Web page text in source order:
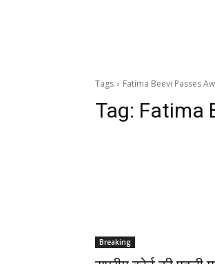
Tags Fatima Beevi Passes
Tag: Fatima
Breaking